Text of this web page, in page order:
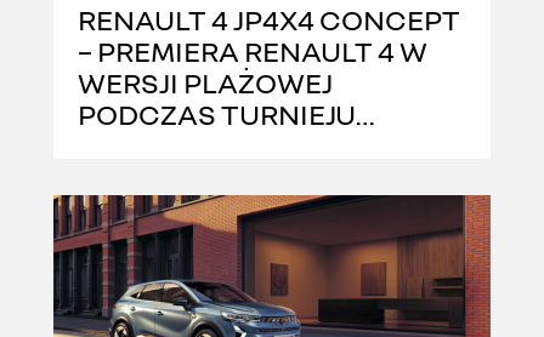
RENAULT 4 JP4X4 CONCEPT
– PREMIERA RENAULT 4 W
WERSJI PLAŻOWEJ
PODCZAS TURNIEJU